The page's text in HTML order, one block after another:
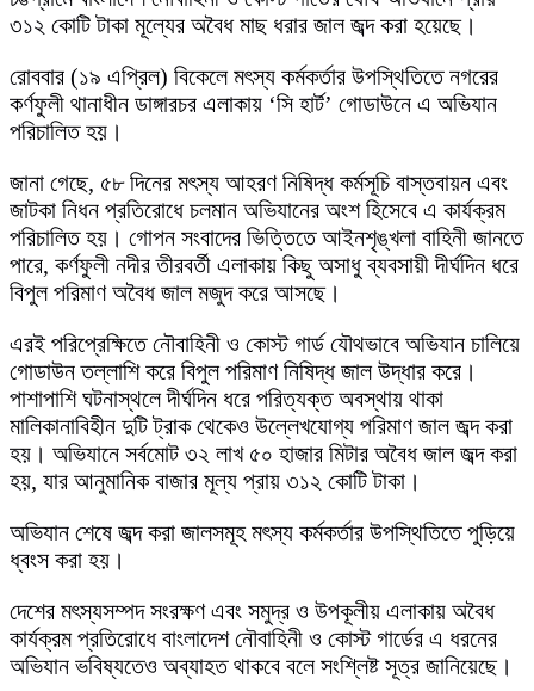
৩১২ কোটি টাকা মূল্যের অবৈধ মাছ ধরার জাল জব্দ করা হয়েছে।
রোববার (১৯ এপ্রিল) বিকেলে মৎস্য কর্মকর্তার উপস্থিতিতে নগরের
কর্ণফুলী থানাধীন ডাঙ্গারচর এলাকায় ‘সি হার্ট’ গোডাউনে এ অভিযান
পরিচালিত হয়।
জানা গেছে, ৫৮ দিনের মৎস্য আহরণ নিষিদ্ধ কর্মসূচি বাস্তবায়ন এবং
জাটকা নিধন প্রতিরোধে চলমান অভিযানের অংশ হিসেবে এ কার্যক্রম
পরিচালিত হয়। গোপন সংবাদের ভিত্তিতে আইনশৃঙ্খলা বাহিনী জানতে
পারে, কর্ণফুলী নদীর তীরবর্তী এলাকায় কিছু অসাধু ব্যবসায়ী দীর্ঘদিন ধরে
বিপুল পরিমাণ অবৈধ জাল মজুদ করে আসছে।
এরই পরিপ্রেক্ষিতে নৌবাহিনী ও কোস্ট গার্ড যৌথভাবে অভিযান চালিয়ে
গোডাউন তল্লাশি করে বিপুল পরিমাণ নিষিদ্ধ জাল উদ্ধার করে।
পাশাপাশি ঘটনাস্থলে দীর্ঘদিন ধরে পরিত্যক্ত অবস্থায় থাকা
মালিকানাবিহীন দুটি ট্রাক থেকেও উল্লেখযোগ্য পরিমাণ জাল জব্দ করা
হয়। অভিযানে সর্বমোট ৩২ লাখ ৫০ হাজার মিটার অবৈধ জাল জব্দ করা
হয়, যার আনুমানিক বাজার মূল্য প্রায় ৩১২ কোটি টাকা।
অভিযান শেষে জব্দ করা জালসমূহ মৎস্য কর্মকর্তার উপস্থিতিতে পুড়িয়ে
ধ্বংস করা হয়।
দেশের মৎস্যসম্পদ সংরক্ষণ এবং সমুদ্র ও উপকূলীয় এলাকায় অবৈধ
কার্যক্রম প্রতিরোধে বাংলাদেশ নৌবাহিনী ও কোস্ট গার্ডের এ ধরনের
অভিযান ভবিষ্যতেও অব্যাহত থাকবে বলে সংশ্লিষ্ট সূত্র জানিয়েছে।